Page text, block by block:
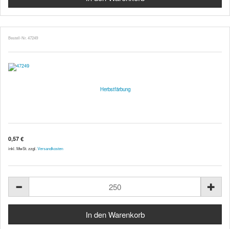
Bestell-Nr. 47249
Herbstfärbung
0,57 €
inkl. MwSt. zzgl. Versandkosten